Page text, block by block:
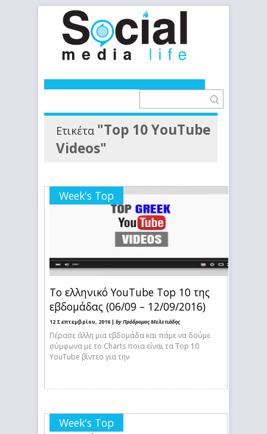
Ετικέτα "Top 10 YouTube
Videos"
Week's Top
Το ελληνικό YouTube Top 10 της
εβδομάδας (06/09 – 12/09/2016)
12 Σεπτεμβρίου, 2016 | by Πρόδρομος Μελετιάδης
Πέρασε άλλη μια εβδομάδα και πάμε να δούμε
σύμφωνα με το Charts ποια είναι τα Top 10
YouTube βίντεο για την
Week's Top